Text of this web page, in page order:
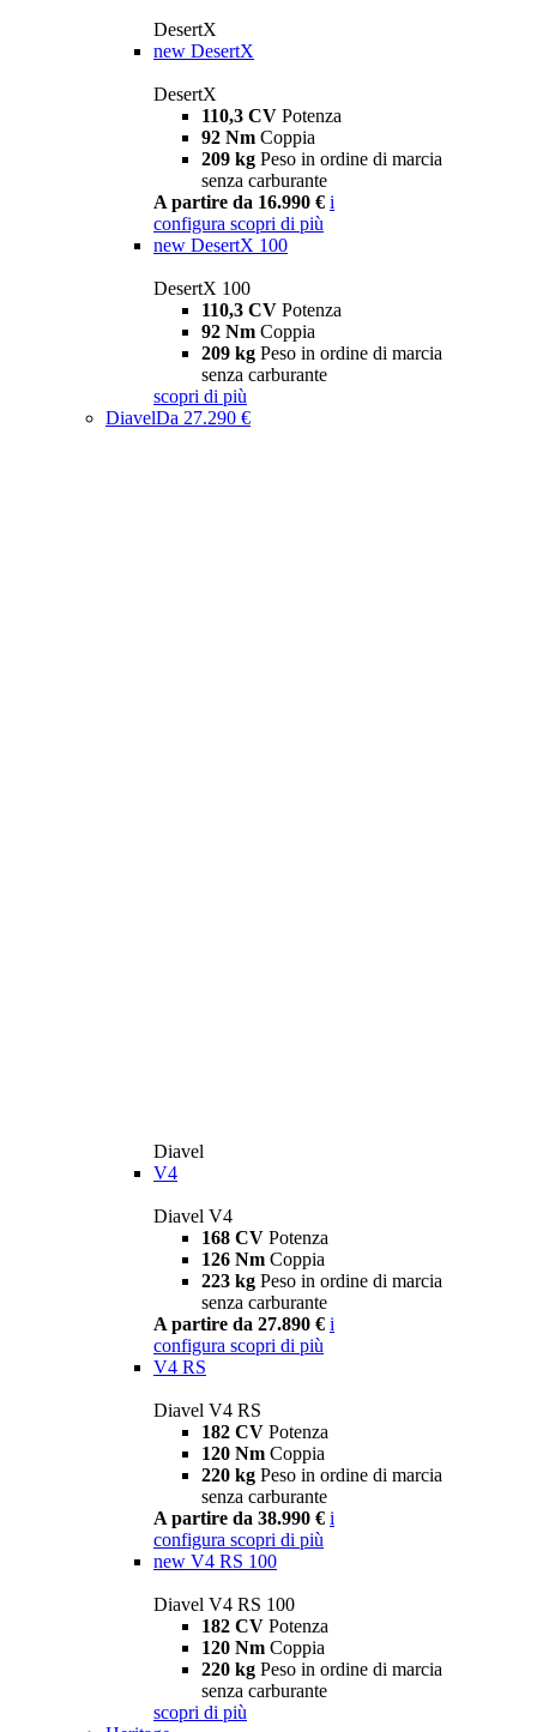
DesertX
new DesertX
DesertX
110,3 CV Potenza
92 Nm Coppia
209 kg Peso in ordine di marcia
senza carburante
A partire da 16.990 € i
configura scopri di più
new DesertX 100
DesertX 100
110,3 CV Potenza
92 Nm Coppia
209 kg Peso in ordine di marcia
senza carburante
scopri di più
DiavelDa 27.290 €
Diavel
V4
Diavel V4
168 CV Potenza
126 Nm Coppia
223 kg Peso in ordine di marcia
senza carburante
A partire da 27.890 € i
configura scopri di più
V4 RS
Diavel V4 RS
182 CV Potenza
120 Nm Coppia
220 kg Peso in ordine di marcia
senza carburante
A partire da 38.990 € i
configura scopri di più
new V4 RS 100
Diavel V4 RS 100
182 CV Potenza
120 Nm Coppia
220 kg Peso in ordine di marcia
senza carburante
scopri di più